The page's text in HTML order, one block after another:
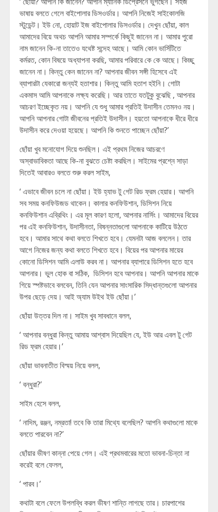
ভাষায় বলতে গেলে বাইপোলার ডিসওর্ডার। আপনি নিজেই সাইকোলজি
স্টুডেন্ট। ইউ নো, হোয়াট ইজ বাইপোলার ডিসওর্ডার। দেখুন ছোঁয়া, কাল
আমাদের বিয়ে অথচ আপনি আমার সম্পর্কে কিছুই জানেন না। আমার পুরো
নাম জানেন কি-না তাতেও যথেষ্ট সন্দেহ আছে। আমি কোন ভার্সিটিতে
কর্মরত, কোন বিষয়ে অধ্যাপনা করছি, আমার পরিবারে কে কে আছে। কিচ্ছু
জানেন না। কিন্তু কেন জানেন না? আপনার জীবন সঙ্গী হিসেবে এই
ব্যাপারটা যেকারো জন্যই হতাশার। কিন্তু আমি হতাশ হইনি। গোটা
একমাস আমি আপনাকে লক্ষ্য করেছি। আর তাতে যতটুকু বুঝেছি , আপনার
আচরণ ইচ্ছেকৃত নয়। আপনি যে শুধু আমার প্রতিই উদাসীন তেমনও নয়।
আপনি আপনার গোটা জীবনের প্রতিই উদাসীন। হয়তো আপনাকে ধীরে ধীরে
উদাসীন করে দেওয়া হয়েছে। আপনি কি শুনতে পাচ্ছেন ছোঁয়া?’
ছোঁয়া খুব মনোযোগ দিয়ে শুনছিল। এই প্রথম নিজের আচরণে
অস্বাভাবিকতা আছে কি-না বুঝতে চেষ্টা করছিল। সাইমের প্রশ্নে সাড়া
দিতেই আবারও বলতে শুরু করল সাইম,
‘ এভাবে জীবন চলে না ছোঁয়া। ইউ হ্যাভ টু গেট রিড ফ্রম হেয়ার। আপনি
সব সময় কনফিউজড থাকেন। কালার কনফিউশান, ডিসিশন নিয়ে
কনফিউশান এব্রিথিং। এর মূল কারণ হলো, আপনার নার্সিং। আমাদের বিয়ের
পর এই কনফিউশান, উদাসীনতা, বিষন্নতাগুলো আপনাকে কাটিয়ে উঠতে
হবে। আমার সাথে কথা বলতে শিখতে হবে। যেমনটা আজ বললেন। তার
আগে নিজের জন্য কথা বলতে শিখতে হবে। বিয়ের পর আপনার মায়ের
কোনো ডিসিশন আমি এলাউ করব না। আপনার ব্যাপারে ডিসিশন হতে হবে
আপনার। ভুল হোক বা সঠিক, ডিসিশন হবে আপনার। আপনি আপনার মাকে
গিয়ে স্পষ্টভাবে বলবেন, তিনি যেন আপনার সাংসারিক সিদ্ধান্তগুলো আপনার
উপর ছেড়ে দেয়। আই অ্যাম উইথ ইউ ছোঁয়া।’
ছোঁয়া উত্তর দিল না। সাইম খুব সাবধানে বলল,
‘ আপনার বন্ধুরা কিন্তু আমায় আশ্বাস দিয়েছিল যে, ইউ আর এবল টু গেট
রিড ফ্রম হেয়ার।’
ছোঁয়া ভাবনাতীত বিস্ময় নিয়ে বলল,
‘ বন্ধুরা?’
সাইম হেসে বলল,
‘ নাদিম, রঞ্জন, নম্রতা! তবে কি তারা মিথ্যে বলেছিল? আপনি কথাগুলো মাকে
বলতে পারবেন না?’
ছোঁয়ার ভীষণ কান্না পেয়ে গেল। এই প্রথমবারের মতো ভাবনা-চিন্তা না
করেই বলে ফেলল,
‘ পারব।’
কথাটা বলে ফেলে উপলব্ধি করল ভীষণ শান্তি লাগছে তার। চারপাশের